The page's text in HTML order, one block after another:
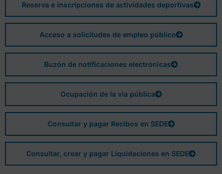
Reserva e inscripciones de actividades deportivas
Acceso a solicitudes de empleo público
Buzón de notificaciones electrónicas
Ocupación de la vía pública
Consultar y pagar Recibos en SEDE
Consultar, crear y pagar Liquidaciones en SEDE